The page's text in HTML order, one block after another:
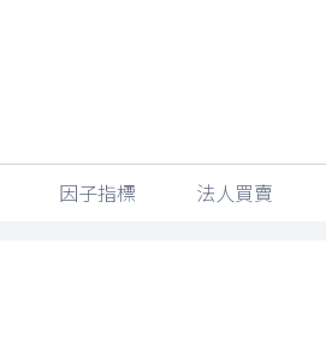
因子指標 法人買賣